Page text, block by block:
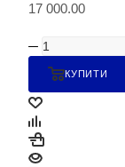
17 000.00
КУПИТИ